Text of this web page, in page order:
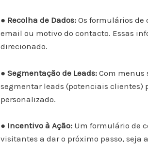
● Recolha de Dados: Os formulários de
email ou motivo do contacto. Essas
direcionado.
● Segmentação de Leads: Com menus
segmentar leads (potenciais clientes)
personalizado.
● Incentivo à Ação: Um formulário de
visitantes a dar o próximo passo,